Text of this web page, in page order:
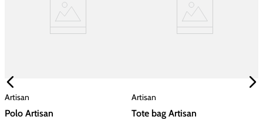
Artisan
Polo Artisan
Artisan
Tote bag Artisan